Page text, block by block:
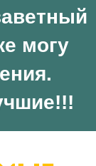
могу